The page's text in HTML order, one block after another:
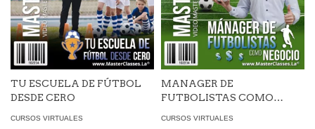
TU ESCUELA DE FÚTBOL
DESDE CERO
CURSOS VIRTUALES
MANAGER DE
FUTBOLISTAS COMO
CURSOS VIRTUALES